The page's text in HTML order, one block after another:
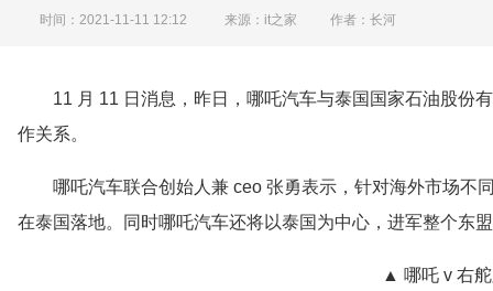
时间：2021-11-11 12:12 来源：it之家 作者：长河
11 月 11 日消息，昨日，哪吒汽车与泰国国家石油股份
作关系。
哪吒汽车联合创始人兼 ceo 张勇表示，针对海外市场不
在泰国落地。同时哪吒汽车还将以泰国为中心，进军整个东
▲ 哪吒 v 右